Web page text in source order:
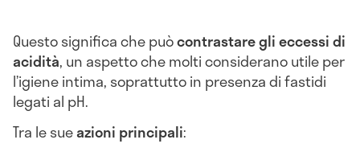
Questo significa che puòcontrastare gli eccessi di
acidità, un aspetto che molti considerano utile per
l’igiene intima, soprattutto in presenza di fastidi
legati al pH.
Tra le sueazioni principali: